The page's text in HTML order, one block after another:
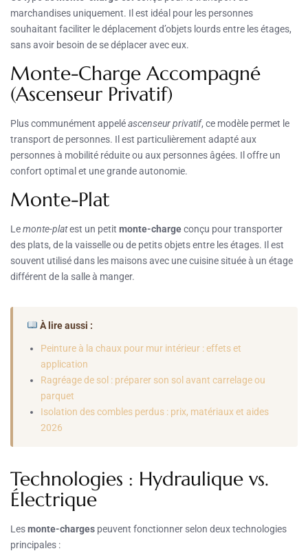
marchandises uniquement. Il est idéal pour les personnes
souhaitant faciliter le déplacement d’objets lourds entre les étages,
sans avoir besoin de se déplacer avec eux.
Monte-Charge Accompagné
(Ascenseur Privatif)
Plus communément appeléascenseur privatif, ce modèle permet le
transport de personnes. Il est particulièrement adapté aux
personnes à mobilité réduite ou aux personnes âgées. Il offre un
confort optimal et une grande autonomie.
Monte-Plat
Lemonte-platest un petit monte-chargeconçu pour transporter
des plats, de la vaisselle ou de petits objets entre les étages. Il est
souvent utilisé dans les maisons avec une cuisine située à un étage
différent de la salle à manger.
À lire aussi :
Peinture à la chaux pour mur intérieur : effets et
application
Ragréage de sol : préparer son sol avant carrelage ou
parquet
Isolation des combles perdus : prix, matériaux et aides
2026
Technologies : Hydraulique vs.
Électrique
Lesmonte-charges peuvent fonctionner selon deux technologies
principales :